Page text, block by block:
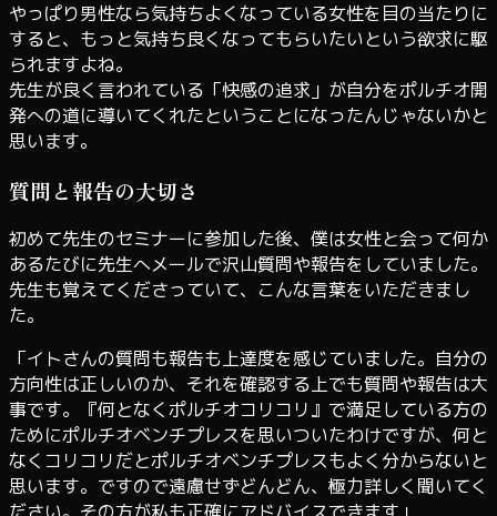
やっぱり男性なら気持ちよくなっている女性を目の当たりに
すると、もっと気持ち良くなってもらいたいという欲求に駆
られますよね。
先生が良く言われている「快感の追求」が自分をポルチオ開
発への道に導いてくれたということになったんじゃないかと
思います。
質問と報告の大切さ
初めて先生のセミナーに参加した後、僕は女性と会って何か
あるたびに先生へメールで沢山質問や報告をしていました。
先生も覚えてくださっていて、こんな言葉をいただきまし
た。
「イトさんの質問も報告も上達度を感じていました。自分の
方向性は正しいのか、それを確認する上でも質問や報告は大
事です。『何となくポルチオコリコリ』で満足している方の
ためにポルチオベンチプレスを思いついたわけですが、何と
なくコリコリだとポルチオベンチプレスもよく分からないと
思います。ですので遠慮せずどんどん、極力詳しく聞いてく